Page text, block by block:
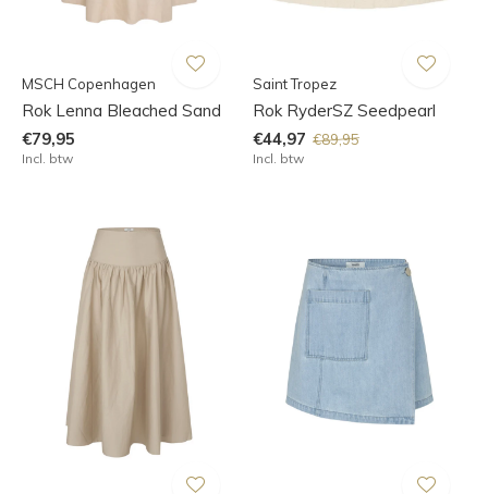
MSCH Copenhagen
Rok Lenna Bleached Sand
€79,95
Incl. btw
Saint Tropez
Rok RyderSZ Seedpearl
€44,97 €89,95
Incl. btw